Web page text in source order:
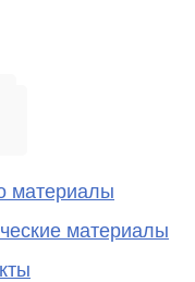
материалы
материалы